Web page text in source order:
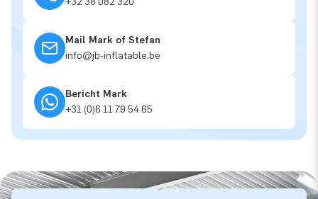
Mail Mark of Stefan
info@jb-inflatable.be
Bericht Mark
+31 (0)6 11 79 54 65